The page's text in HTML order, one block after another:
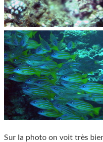
Sur la photo on voit très